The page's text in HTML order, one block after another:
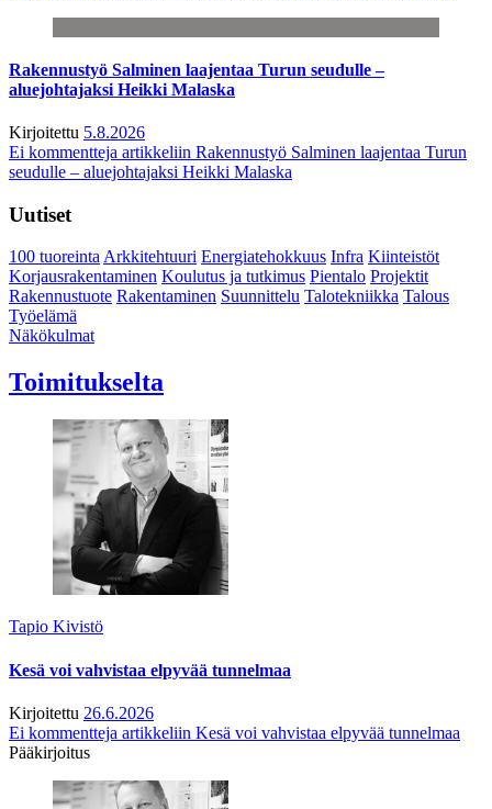
Rakennustyö Salminen laajentaa Turun seudulle –
aluejohtajaksi Heikki Malaska
Kirjoitettu 5.8.2026
Ei kommentteja artikkeliin Rakennustyö Salminen laajentaa Turun
seudulle – aluejohtajaksi Heikki Malaska
Uutiset
100 tuoreintaArkkitehtuuri Energiatehokkuus Infra Kiinteistöt
Korjausrakentaminen Koulutus ja tutkimus Pientalo Projektit
Rakennustuote Rakentaminen Suunnittelu Talotekniikka Talous
Työelämä
Näkökulmat
Toimitukselta
Tapio Kivistö
Kesä voi vahvistaa elpyvää tunnelmaa
Kirjoitettu 26.6.2026
Ei kommentteja artikkeliin Kesä voi vahvistaa elpyvää tunnelmaa
Pääkirjoitus